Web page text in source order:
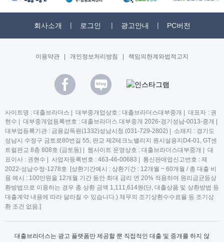
회사소개 로그인 광고안내 PC버전
이용약관 개인정보처리방침 책임의한계와법적고지
사이트명 : 대출브라더스 | 대부중개업상호 : 대출브라더스대부중개 | 대표자 : 권
현수 | 대부중개업등록번호 : 대출브라더스 대부중개 2026-경기성남-0013-중개 |
대부업등록기관 : 금융감독원(1332)성남시청 (031-729-2802) | 소재지 : 경기도
성남시 수정구 금토로80번길 55, 판교 제2테크노밸리지 원시설용지D4-01, GT센
트럴판교 8층 808호 (금토동) | 웹사이트 운영상호 : 대출브라더스대부중개 | 대
표이사 : 권현수 | 사업자등록번호 : 463-46-00683 | 통신판매업신고번호 : 제
2022-성남수정-1278호 [상환기간예시 : 상환기간 : 12개월 ~ 60개월 / 총 대출 비
용 예시 : 100만원을 12개월 기간 동안 최대 금리 연 20% 적용하여 원리금균등상
환방법으로 이용하는 경우 총 상환 금액 1,111,614원(단, 대출상품 및 상환방법 등
대출계약 내용에 따라 달라질 수 있습니다.) 채무의 조기상환수수료율 등 조기상
환 조건 없음.]
대출브라더스는 광고 플랫폼만 제공할 뿐 직접적인 대출 및 중개를 하지 않